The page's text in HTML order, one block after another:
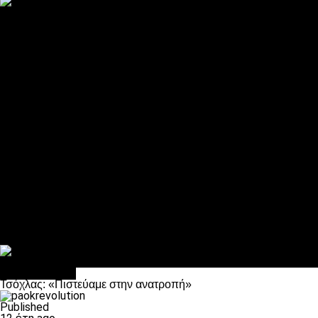
Τσόχλας: «Πιστεύαμε στην ανατροπή»
Published